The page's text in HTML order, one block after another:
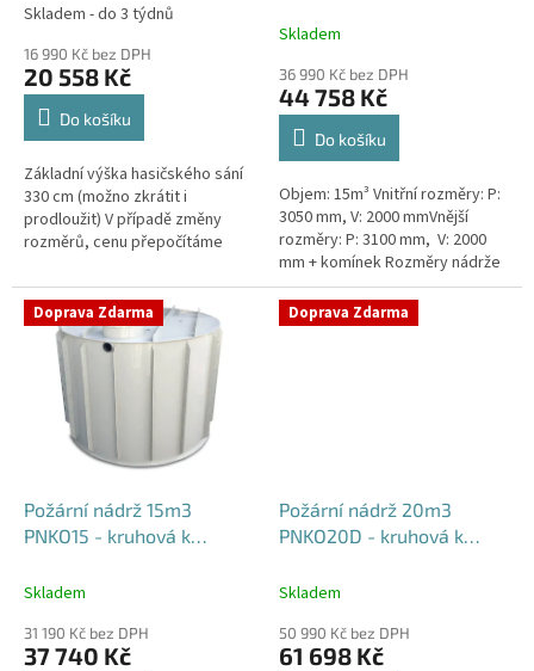
Průměrné
produktu
je
4,2
hvězdiček.
Skladem - do 3 týdnů
16 990 Kč bez DPH
20 558 Kč
Do košíku
Základní výška hasičského sání
330 cm (možno zkrátit i
prodloužit) V případě změny
rozměrů, cenu přepočítáme
Skladem
36 990 Kč bez DPH
44 758 Kč
Do košíku
Objem: 15m³ Vnitřní rozměry: P:
3050 mm, V: 2000 mmVnější
rozměry: P: 3100 mm, V: 2000
mm + komínek Rozměry nádrže
možno jakkoliv upravit -
vyrobíme nádrž na míru!Nádrž...
Doprava Zdarma
Požární nádrž 15m3
PNKO15 - kruhová k
Skladem
31 190 Kč bez DPH
37 740 Kč
Doprava Zdarma
Požární nádrž 20m3
PNKO20D - kruhová k
Skladem
50 990 Kč bez DPH
61 698 Kč